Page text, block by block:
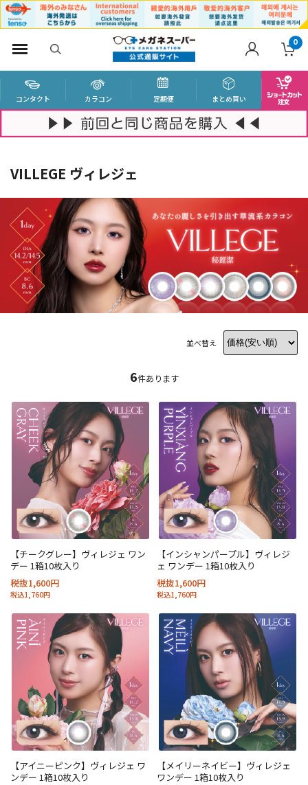
0
コンタクト カラコン 定期便 まとめ買い
VILLEGE ヴィレジェ
並べ替え
6件あります
【チークグレー】ヴィレジェ ワン
デー 1箱10枚入り
税抜1,600円
税込1,760円
【インシャンパープル】ヴィレジ
ェ ワンデー 1箱10枚入り
税抜1,600円
税込1,760円
【アイニーピンク】ヴィレジェ ワ
ンデー 1箱10枚入り
【メイリーネイビー】ヴィレジェ
ワンデー 1箱10枚入り